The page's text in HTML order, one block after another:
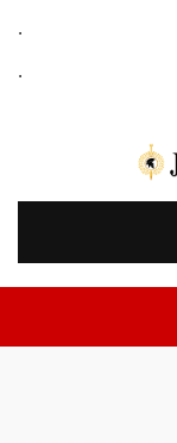
.
.